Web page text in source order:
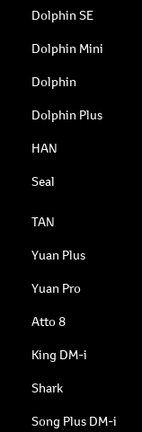
Dolphin SE
Dolphin Mini
Dolphin
Dolphin Plus
HAN
Seal
TAN
Yuan Plus
Yuan Pro
Atto 8
King DM-i
Shark
Song Plus DM-i